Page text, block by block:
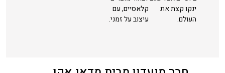
ינקו קצת את
העולם.
קלאסיים, עם
עיצוב על זמני.